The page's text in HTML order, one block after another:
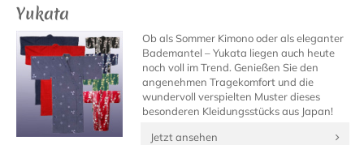
Yukata
Ob als Sommer Kimono oder als eleganter
Bademantel – Yukata liegen auch heute
noch voll im Trend. Genießen Sie den
angenehmen Tragekomfort und die
wundervoll verspielten Muster dieses
besonderen Kleidungsstücks aus Japan!
Jetzt ansehen